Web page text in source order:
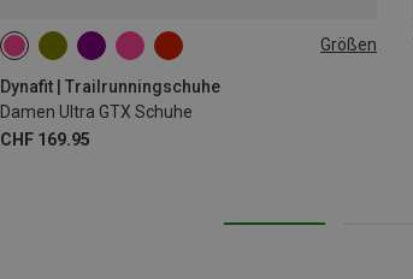
Größen
Dynafit | Trailrunningschuhe
Damen Ultra GTX Schuhe
CHF 169.95